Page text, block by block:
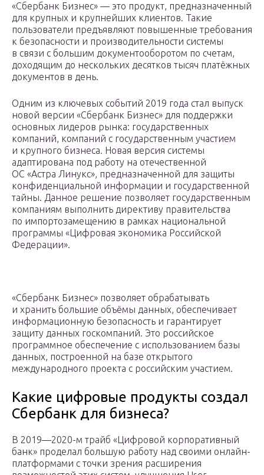
«Сбербанк Бизнес» — это продукт, предназначенный
для крупных и крупнейших клиентов. Такие
пользователи предъявляют повышенные требования
к безопасности и производительности системы
в связи с большим документооборотом по счетам,
доходящим до нескольких десятков тысяч платёжных
документов в день.
Одним из ключевых событий 2019 года стал выпуск
новой версии «Сбербанк Бизнес» для поддержки
основных лидеров рынка: государственных
компаний, компаний с государственным участием
и крупного бизнеса. Новая версия системы
адаптирована под работу на отечественной
ОС «Астра Линукс», предназначенной для защиты
конфиденциальной информации и государственной
тайны. Данное решение позволяет государственным
компаниям выполнить директиву правительства
по импортозамещению в рамках национальной
программы «Цифровая экономика Российской
Федерации».
«Сбербанк Бизнес» позволяет обрабатывать
и хранить большие объёмы данных, обеспечивает
информационную безопасность и гарантирует
защиту данных госкомпаний. Это российское
программное обеспечение с использованием базы
данных, построенной на базе открытого
международного проекта с российским участием.
Какие цифровые продукты создал
Сбербанк для бизнеса?
В 2019—2020-м трайб «Цифровой корпоративный
банк» проделал большую работу над своими онлайн-
платформами с точки зрения расширения